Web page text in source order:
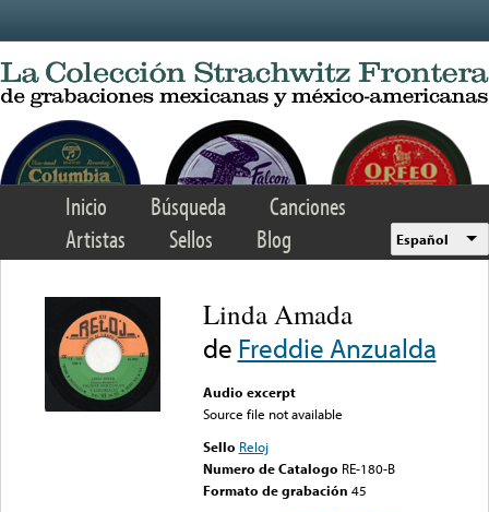
Inicio Búsqueda
Canciones
Artistas
Sellos Blog Español
Linda Amada
de Freddie Anzualda
Audio excerpt
Source file not available
Sello Reloj
Numero de Catalogo RE-180-B
Formato de grabación 45